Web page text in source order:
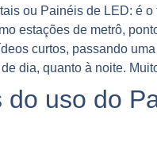
ou Painéis de LED: é o
estações de metrô,
curtos, passando
dia, quanto à noite.
do uso do